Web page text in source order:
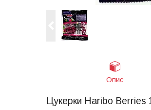
Опис
Цукерки Haribo Berries